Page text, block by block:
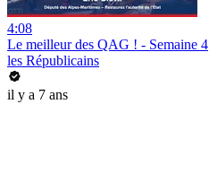
4:08
Le meilleur des QAG ! - Semaine 4
les Républicains
il y a 7 ans